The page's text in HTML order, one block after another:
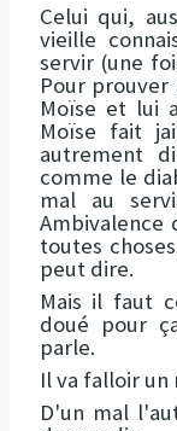
Celui qui,
vieille
servir (une
Pour prouver
Moïse et lui
Moïse fait
autrement
comme le
mal au
Ambivalence
toutes
peut dire.
Mais il faut
doué pour
parle.
Il va falloir
D'un mal